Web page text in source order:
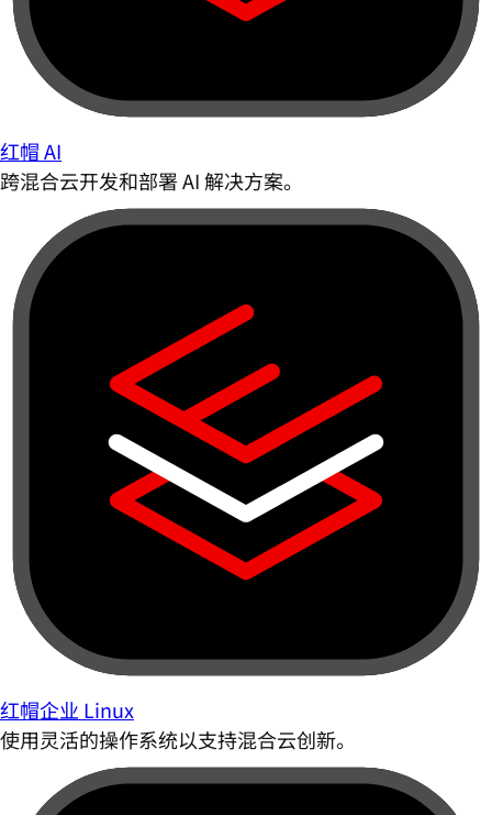
红帽 AI
跨混合云开发和部署 AI 解决方案。
红帽企业 Linux
使用灵活的操作系统以支持混合云创新。